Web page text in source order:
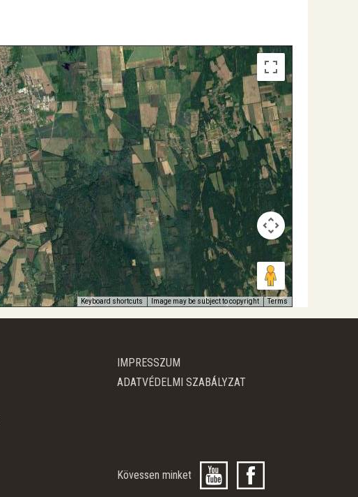
Keyboard shortcuts Image may be subject to copyright Terms
IMPRESSZUM
ADATVÉDELMI SZABÁLYZAT
Kövessen minket